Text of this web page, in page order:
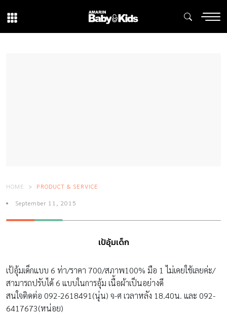
HOME PRODUCT & SERVICE
September 11, 2015
เป้อุ้มเด็ก
เป้อุ้มเด็กแบบ 6 ท่า/ราคา 700/สภาพ100% มือ 1 ไม่เคยใช้เลยค่ะ/
สามารถปรับได้ 6 แบบในการอุ้ม เนื้อผ้าเป็นอย่างดี
สนใจติดต่อ 092-2618491(นุ่น) จ-ศ เวลาหลัง 18.40น. และ 092-
6417673(หน่อย)